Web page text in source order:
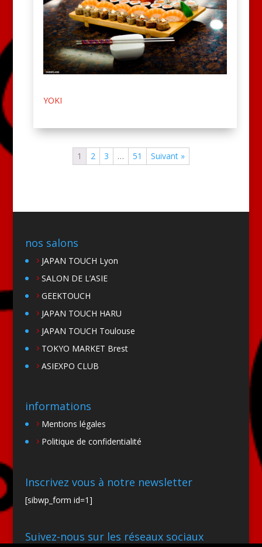
YOKI
1 2 3 … 51 Suivant »
nos salons
JAPAN TOUCH Lyon
SALON DE L’ASIE
GEEKTOUCH
JAPAN TOUCH HARU
JAPAN TOUCH Toulouse
TOKYO MARKET Brest
ASIEXPO CLUB
informations
Mentions légales
Politique de confidentialité
Inscrivez vous à notre newsletter
[sibwp_form id=1]
Suivez-nous sur les réseaux sociaux